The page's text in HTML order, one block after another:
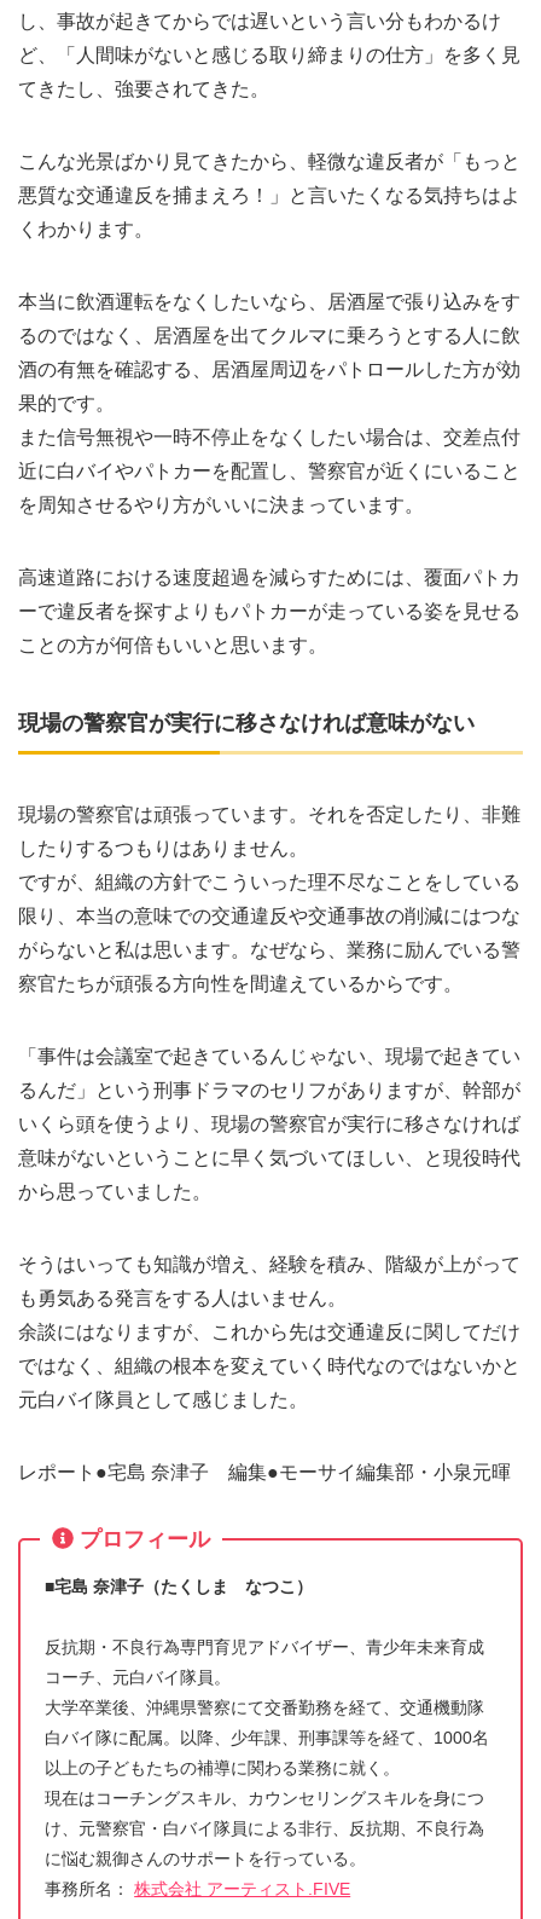
し、事故が起きてからでは遅いという言い分もわかるけ
ど、「人間味がないと感じる取り締まりの仕方」を多く見
てきたし、強要されてきた。
こんな光景ばかり見てきたから、軽微な違反者が「もっと
悪質な交通違反を捕まえろ！」と言いたくなる気持ちはよ
くわかります。
本当に飲酒運転をなくしたいなら、居酒屋で張り込みをす
るのではなく、居酒屋を出てクルマに乗ろうとする人に飲
酒の有無を確認する、居酒屋周辺をパトロールした方が効
果的です。
また信号無視や一時不停止をなくしたい場合は、交差点付
近に白バイやパトカーを配置し、警察官が近くにいること
を周知させるやり方がいいに決まっています。
高速道路における速度超過を減らすためには、覆面パトカ
ーで違反者を探すよりもパトカーが走っている姿を見せる
ことの方が何倍もいいと思います。
現場の警察官が実行に移さなければ意味がない
現場の警察官は頑張っています。それを否定したり、非難
したりするつもりはありません。
ですが、組織の方針でこういった理不尽なことをしている
限り、本当の意味での交通違反や交通事故の削減にはつな
がらないと私は思います。なぜなら、業務に励んでいる警
察官たちが頑張る方向性を間違えているからです。
「事件は会議室で起きているんじゃない、現場で起きてい
るんだ」という刑事ドラマのセリフがありますが、幹部が
いくら頭を使うより、現場の警察官が実行に移さなければ
意味がないということに早く気づいてほしい、と現役時代
から思っていました。
そうはいっても知識が増え、経験を積み、階級が上がって
も勇気ある発言をする人はいません。
余談にはなりますが、これから先は交通違反に関してだけ
ではなく、組織の根本を変えていく時代なのではないかと
元白バイ隊員として感じました。
レポート●宅島 奈津子 編集●モーサイ編集部・小泉元暉
プロフィール
■宅島 奈津子（たくしま なつこ）
反抗期・不良行為専門育児アドバイザー、青少年未来育成
コーチ、元白バイ隊員。
大学卒業後、沖縄県警察にて交番勤務を経て、交通機動隊
白バイ隊に配属。以降、少年課、刑事課等を経て、1000名
以上の子どもたちの補導に関わる業務に就く。
現在はコーチングスキル、カウンセリングスキルを身につ
け、元警察官・白バイ隊員による非行、反抗期、不良行為
に悩む親御さんのサポートを行っている。
事務所名：
株式会社 アーティスト.FIVE